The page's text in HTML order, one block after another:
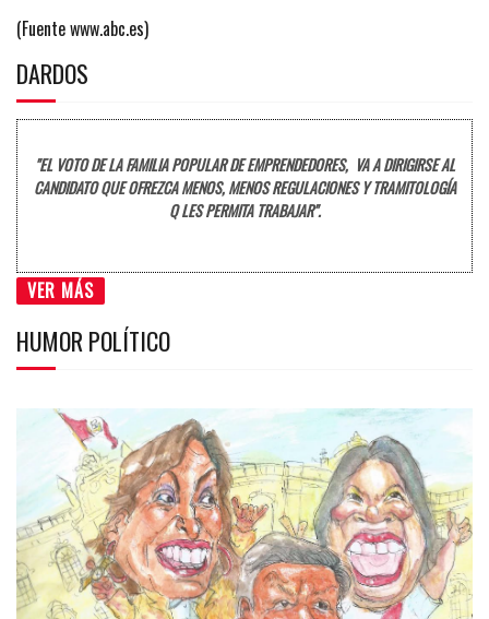
(Fuente www.abc.es)
DARDOS
"EL VOTO DE LA FAMILIA POPULAR DE EMPRENDEDORES, VA A DIRIGIRSE AL
CANDIDATO QUE OFREZCA MENOS, MENOS REGULACIONES Y TRAMITOLOGÍA
Q LES PERMITA TRABAJAR".
VER MÁS
HUMOR POLÍTICO